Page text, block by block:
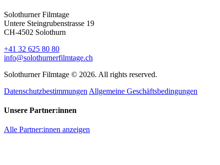
Solothurner Filmtage
Untere Steingrubenstrasse 19
CH-4502 Solothurn
+41 32 625 80 80
info@solothurnerfilmtage.ch
Solothurner Filmtage © 2026. All rights reserved.
Datenschutzbestimmungen Allgemeine Geschäftsbedingungen
Unsere Partner:innen
Alle Partner:innen anzeigen